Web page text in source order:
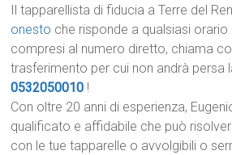
Il tapparellista di fiducia a Terre del
onesto che risponde a qualsiasi
compresi al numero diretto, chiama
trasferimento per cui non andrà persa
0532050010 !
Con oltre 20 anni di esperienza,
qualificato e affidabile che può
con le tue tapparelle o avvolgibili o